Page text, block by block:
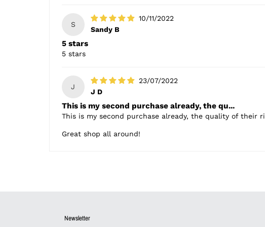
S
10/11/2022
Sandy B
5 stars
5 stars
J
23/07/2022
J D
This is my second purchase already, the qu...
This is my second purchase already, the quality of their
Great shop all around!
Newsletter